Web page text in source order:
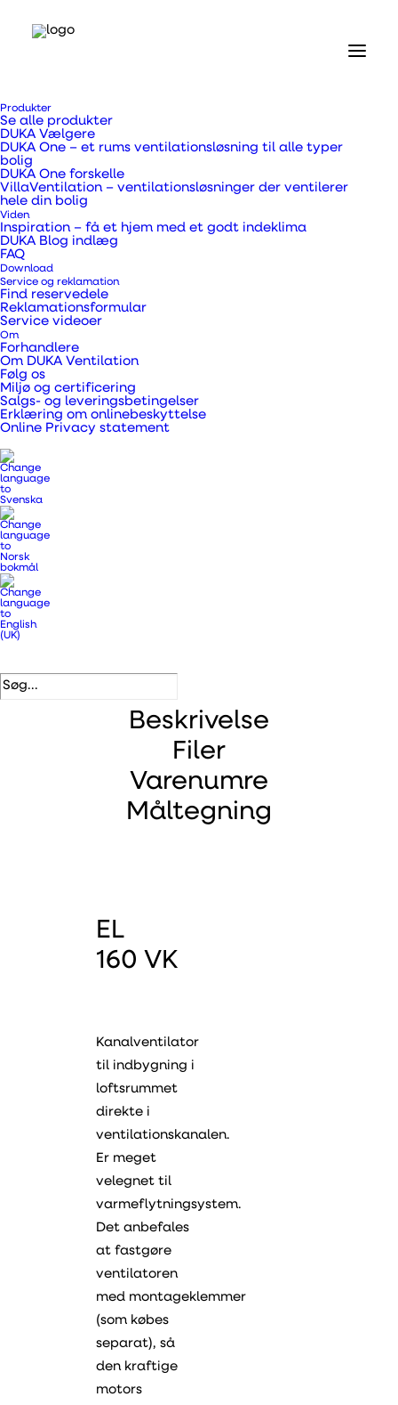
Produkter
Se alle produkter
DUKA Vælgere
DUKA One – et rums ventilationsløsning til alle typer
bolig
DUKA One forskelle
VillaVentilation – ventilationsløsninger der ventilerer
hele din bolig
Viden
Inspiration – få et hjem med et godt indeklima
DUKA Blog indlæg
FAQ
Download
Service og reklamation
Find reservedele
Reklamationsformular
Service videoer
Om
Forhandlere
Om DUKA Ventilation
Følg os
Miljø og certificering
Salgs- og leveringsbetingelser
Erklæring om onlinebeskyttelse
Online Privacy statement
Produkter
Kanalventilatorer og tilbehør
Kanalventilator EL 160 VK
Kanalventilator EL 160
VK
Kanalventilator der er egnet til varmeflytning.
Den kan monteres direkte i en ventilationskanal.
Varenummer
390438
Kategorier
.Kanalventilatorer
DB nummer
EAN
Beskrivelse
Filer
Varenumre
Måltegning
EL
160 VK
Kanalventilator
til indbygning i
loftsrummet
direkte i
ventilationskanalen.
Er meget
velegnet til
varmeflytningsystem.
Det anbefales
at fastgøre
ventilatoren
med montageklemmer
(som købes
separat), så
den kraftige
motors